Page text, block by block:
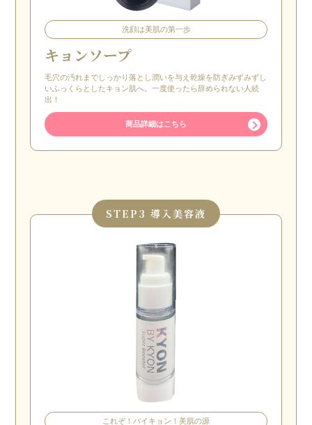
洗顔は美肌の第一歩
キョンソープ
毛穴の汚れまでしっかり落とし潤いを与え乾燥を防ぎみずみずし
いふっくらとしたキョン肌へ。一度使ったら辞められない人続
出！
商品詳細はこちら
STEP 3 導入美容液
これぞ！バイキョン！美肌の源